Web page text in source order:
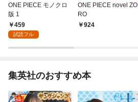
ONE PIECE モノクロ
版 1
459
試読フル
ONE PIECE novel ZO
RO
924
集英社のおすすめ本